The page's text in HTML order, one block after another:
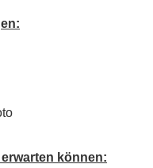
können: